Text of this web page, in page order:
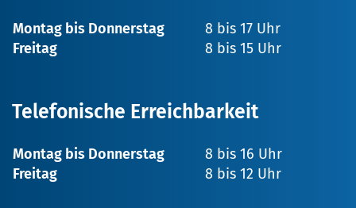
Montag bis Donnerstag
8 bis 17 Uhr
Freitag
8 bis 15 Uhr
Telefonische Erreichbarkeit
Montag bis Donnerstag
8 bis 16 Uhr
Freitag
8 bis 12 Uhr